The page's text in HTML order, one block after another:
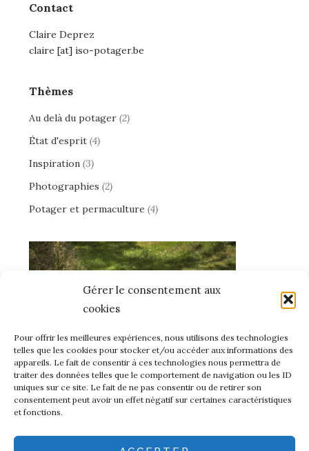
Gérer le consentement aux
cookies
Pour offrir les meilleures expériences, nous utilisons des technologies
telles que les cookies pour stocker et/ou accéder aux informations des
appareils. Le fait de consentir à ces technologies nous permettra de
traiter des données telles que le comportement de navigation ou les ID
uniques sur ce site. Le fait de ne pas consentir ou de retirer son
consentement peut avoir un effet négatif sur certaines caractéristiques
et fonctions.
Contact
Claire Deprez
claire [at] iso-potager.be
Thèmes
Au delà du potager (2)
État d'esprit (4)
Inspiration (3)
Photographies (2)
Potager et permaculture (4)